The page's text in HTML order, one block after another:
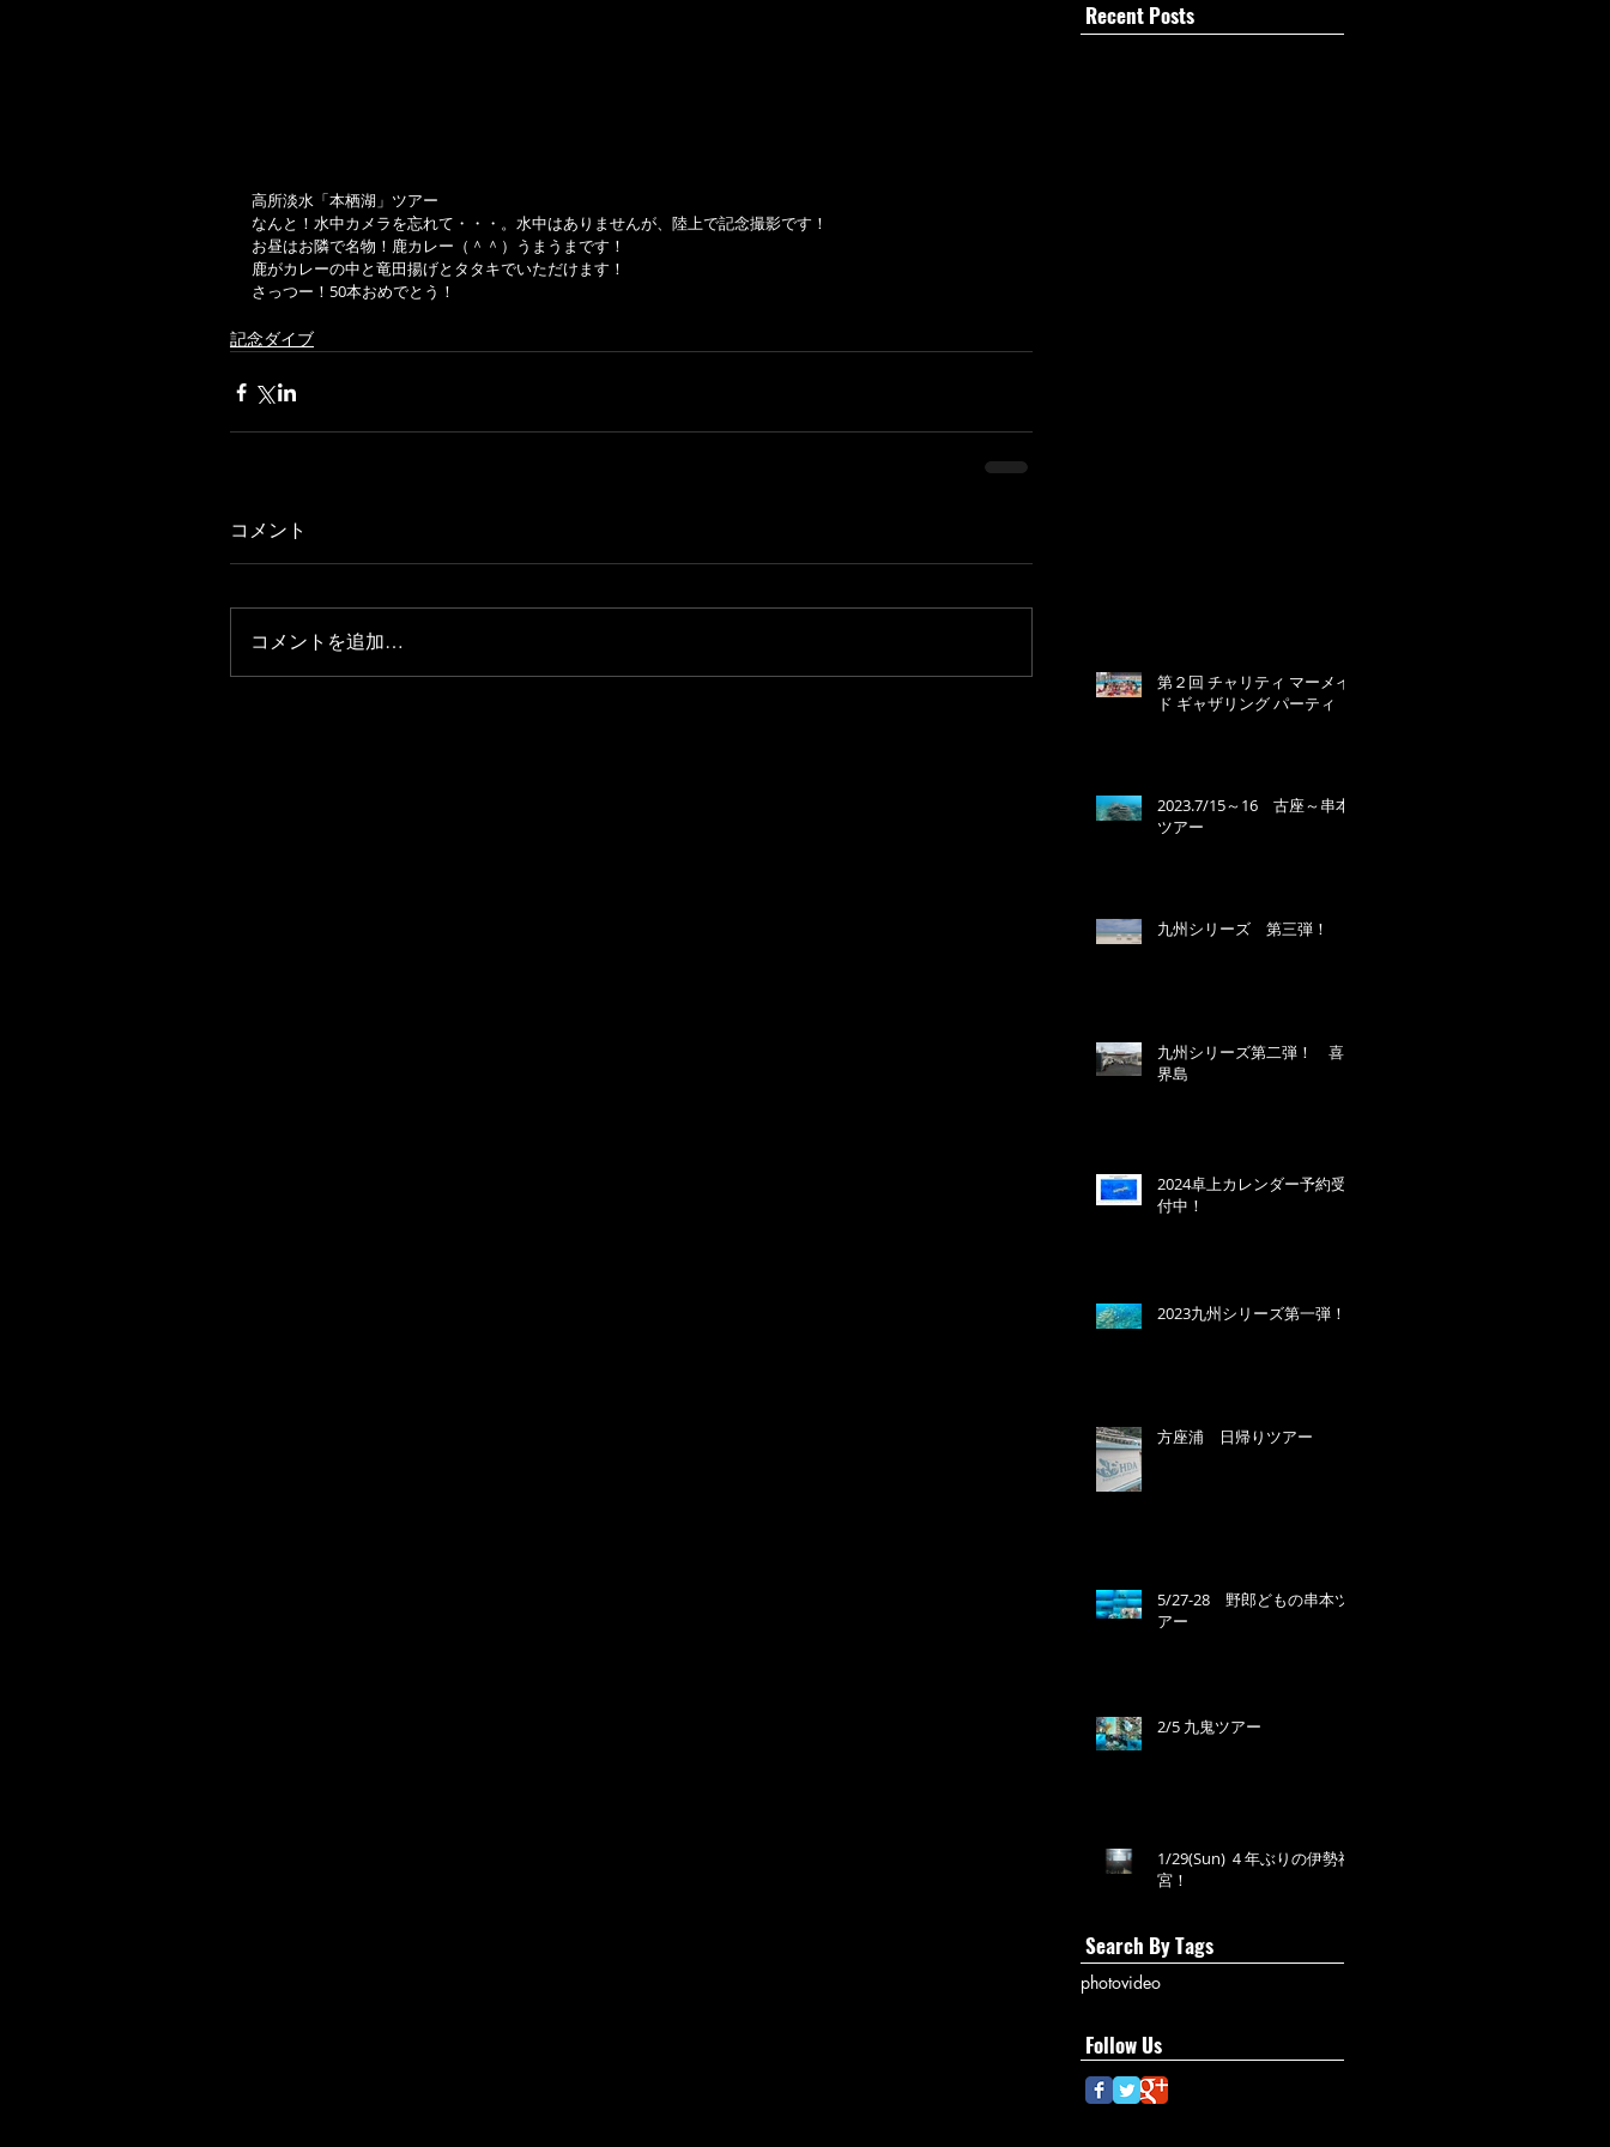
高所淡水「本栖湖」ツアー
なんと！水中カメラを忘れて・・・。水中はありませんが、陸上で記念撮影です！
お昼はお隣で名物！鹿カレー（＾＾）うまうまです！
鹿がカレーの中と竜田揚げとタタキでいただけます！
さっつー！50本おめでとう！
記念ダイブ
コメント
コメントを追加…
Recent Posts
第２回 チャリティ マーメイ
ド ギャザリング パーティ
2023.7/15～16 古座～串本
ツアー
九州シリーズ 第三弾！
九州シリーズ第二弾！ 喜
界島
2024卓上カレンダー予約受
付中！
2023九州シリーズ第一弾！
方座浦 日帰りツアー
5/27-28 野郎どもの串本ツ
アー
2/5 九鬼ツアー
1/29(Sun) ４年ぶりの伊勢神
宮！
Search By Tags
photovideo
Follow Us